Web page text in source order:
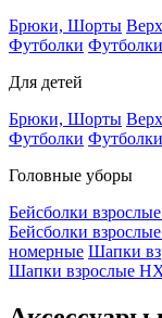
Брюки, Шорты
Футболки
Для детей
Брюки, Шорты
Футболки
Головные уборы
Бейсболки
Бейсболки
номерные Шапки
Шапки взрослые